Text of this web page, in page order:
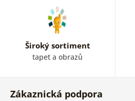
Široký sortiment
tapet a obrazů
Zákaznická podpora